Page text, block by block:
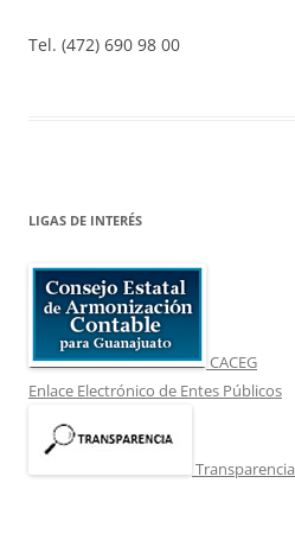
Tel. (472) 690 98 00
LIGAS DE INTERÉS
CACEG
Enlace Electrónico de Entes Públicos
Transparencia